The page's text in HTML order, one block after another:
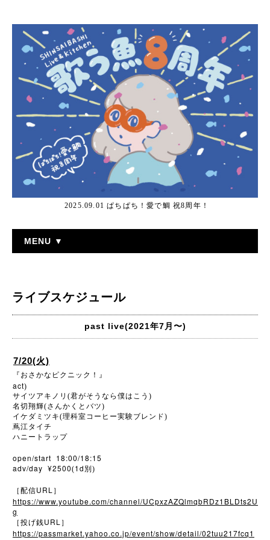
2025.09.01 ぱちぱち！愛で鯛 祝8周年！
MENU ▼
ライブスケジュール
past live(2021年7月〜)
7/20(火)
『おさかなピクニック！』
act)
サイツアキノリ(君がそうなら僕はこう)
名切翔輝(さんかくとバツ)
イケダミツキ(理科室コーヒー実験ブレンド)
蔦江タイチ
ハニートラップ
open/start 18:00/18:15
adv/day ¥2500(1d 別)
［配信URL ］
https://www.youtube.com/channel/UCpxzAZQlmqbRDz1BLDts2U
g
［投げ銭URL ］
https://passmarket.yahoo.co.jp/event/show/detail/02tuu217fcq1